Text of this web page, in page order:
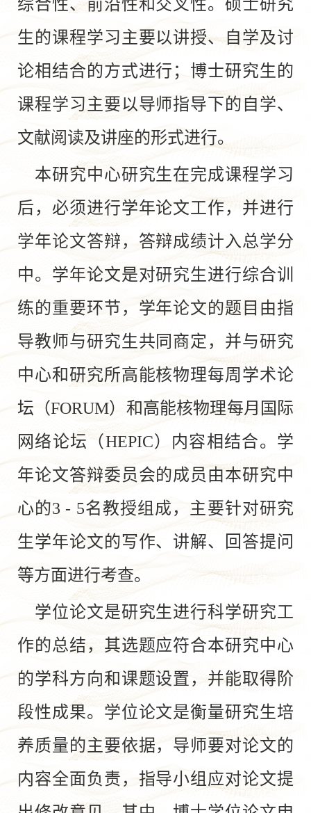
综合性、前沿性和交叉性。硕士研究
生的课程学习主要以讲授、自学及讨
论相结合的方式进行；博士研究生的
课程学习主要以导师指导下的自学、
文献阅读及讲座的形式进行。
本研究中心研究生在完成课程学习
后，必须进行学年论文工作，并进行
学年论文答辩，答辩成绩计入总学分
中。学年论文是对研究生进行综合训
练的重要环节，学年论文的题目由指
导教师与研究生共同商定，并与研究
中心和研究所高能核物理每周学术论
坛（FORUM）和高能核物理每月国际
网络论坛（HEPIC）内容相结合。学
年论文答辩委员会的成员由本研究中
心的3 - 5名教授组成，主要针对研究
生学年论文的写作、讲解、回答提问
等方面进行考查。
学位论文是研究生进行科学研究工
作的总结，其选题应符合本研究中心
的学科方向和课题设置，并能取得阶
段性成果。学位论文是衡量研究生培
养质量的主要依据，导师要对论文的
内容全面负责，指导小组应对论文提